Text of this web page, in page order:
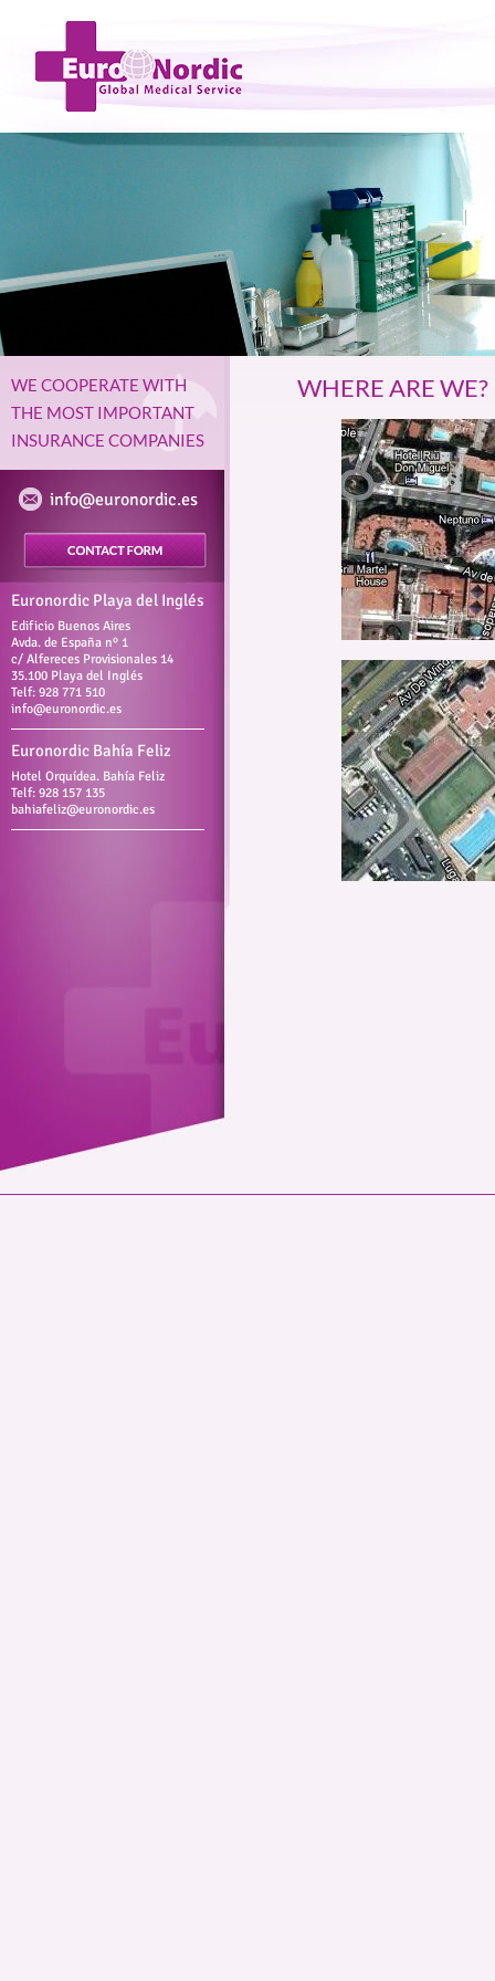
WE COOPERATE WITH
THE MOST IMPORTANT
INSURANCE COMPANIES
info@euronordic.es
Euronordic Playa del Inglés
Edificio Buenos Aires
Avda. de España nº 1
c/ Alfereces Provisionales 14
35.100 Playa del Inglés
Telf: 928 771 510
info@euronordic.es
Euronordic Bahía Feliz
Hotel Orquídea. Bahía Feliz
Telf: 928 157 135
bahiafeliz@euronordic.es
WHERE ARE WE?